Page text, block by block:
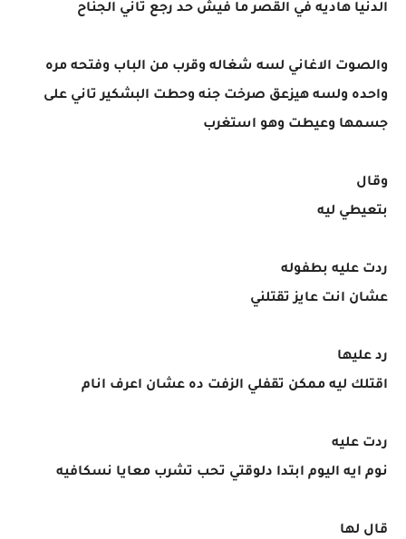
الدنيا هاديه في القصر ما فيش حد رجع تاني الجناح
والصوت الاغاني لسه شغاله وقرب من الباب وفتحه مره
واحده ولسه هيزعق صرخت جنه وحطت البشكير تاني على
جسمها وعيطت وهو استغرب
وقال
بتعيطي ليه
ردت عليه بطفوله
عشان انت عايز تقتلني
رد عليها
اقتلك ليه ممكن تقفلي الزفت ده عشان اعرف انام
ردت عليه
نوم ايه اليوم ابتدا دلوقتي تحب تشرب معايا نسكافيه
قال لها